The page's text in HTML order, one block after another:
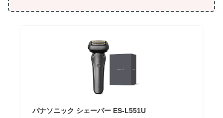
パナソニック シェーバー ES-L551U